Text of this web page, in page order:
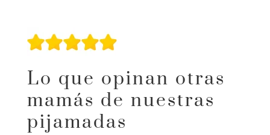
Lo que opinan otras
mamás de nuestras
pijamadas